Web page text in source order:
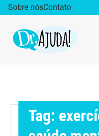
Sobre nósContato
Obesidade
Destaque
Tag: